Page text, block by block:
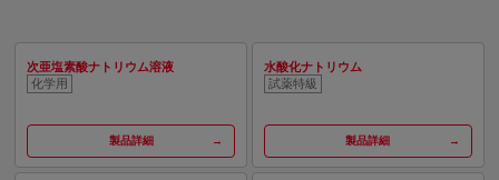
次亜塩素酸ナトリウム溶液
化学用
製品詳細
水酸化ナトリウム
試薬特級
製品詳細